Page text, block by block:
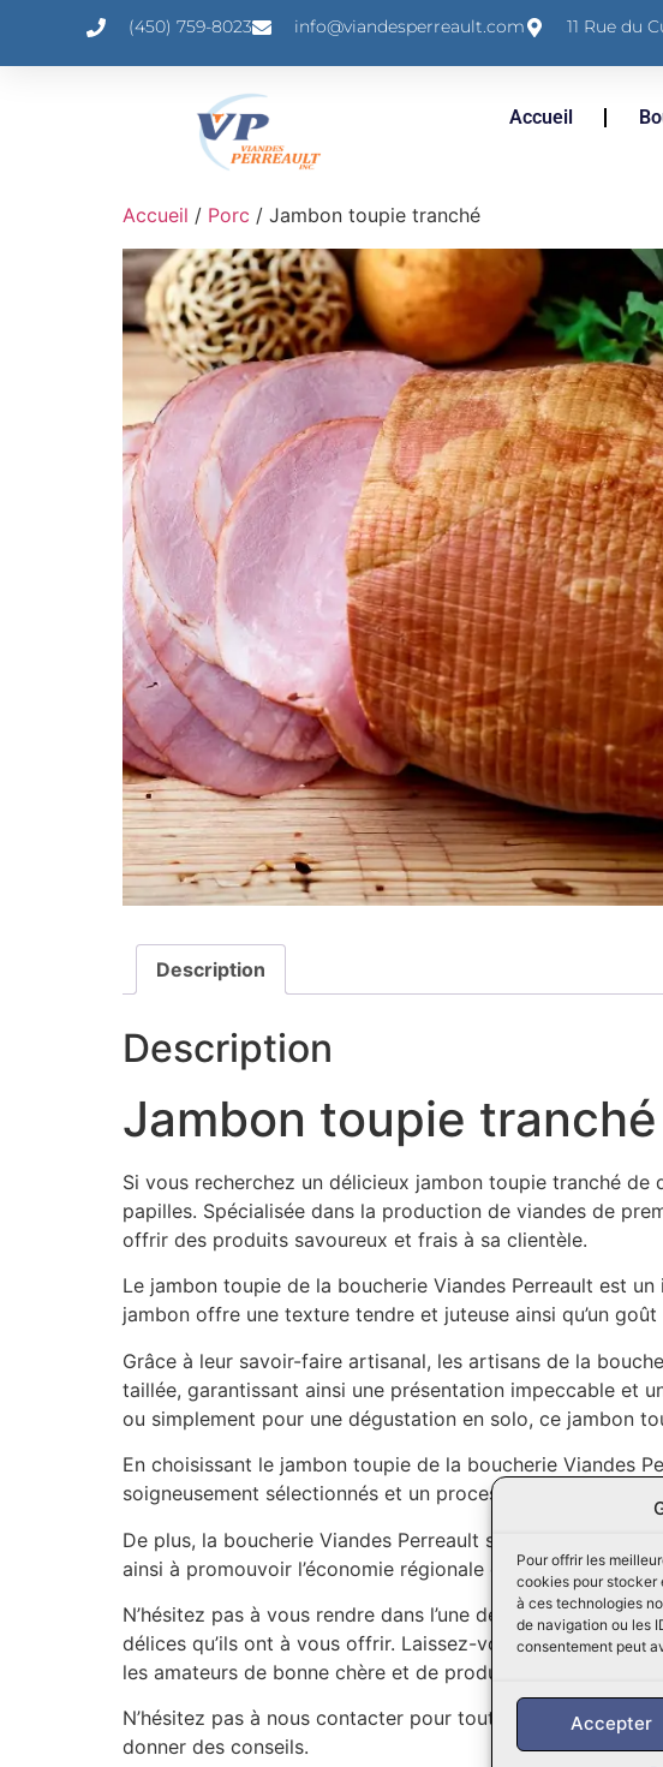
Pour offrir les
cookies pour stocker
à ces technologies
de navigation ou les
consentement peut
Accepter
(450) 759-8023 info@viandesperreault.com 11 Rue du
Accueil
Accueil / Porc / Jambon toupie tranché
Description
Description
Jambon toupie tranché
Si vous recherchez un délicieux jambon toupie tranché
papilles. Spécialisée dans la production de viandes de
offrir des produits savoureux et frais à sa clientèle.
Le jambon toupie de la boucherie Viandes Perreault est
jambon offre une texture tendre et juteuse ainsi qu’un
Grâce à leur savoir-faire artisanal, les artisans de la
taillée, garantissant ainsi une présentation impeccable et
ou simplement pour une dégustation en solo, ce jambon
En choisissant le jambon toupie de la boucherie Viandes
soigneusement sélectionnés et un processus de
De plus, la boucherie Viandes Perreault s’engage à
ainsi à promouvoir l’économie régionale et à garantir la
N’hésitez pas à vous rendre dans l’une des succursales
délices qu’ils ont à vous offrir. Laissez-vous tenter par la
les amateurs de bonne chère et de produits authentiques.
N’hésitez pas à nous contacter pour toute question ou
donner des conseils.